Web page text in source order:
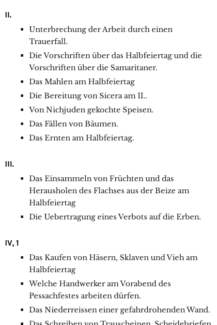
II.
Unterbrechung der Arbeit durch einen
Trauerfall.
Die Vorschriften über das Halbfeiertag und die
Vorschriften über die Samaritaner.
Das Mahlen am Halbfeiertag
Die Bereitung von Sicera am II..
Von Nichjuden gekochte Speisen.
Das Fällen von Bäumen.
Das Ernten am Halbfeiertag.
III.
Das Einsammeln von Früchten und das
Herausholen des Flachses aus der Beize am
Halbfeiertag
Die Uebertragung eines Verbots auf die Erben.
IV, 1
Das Kaufen von Häsern, Sklaven und Vieh am
Halbfeiertag
Welche Handwerker am Vorabend des
Pessachfestes arbeiten dürfen.
Das Niederreissen einer gefahrdrohenden Wand.